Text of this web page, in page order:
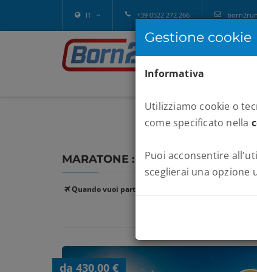
IT +39 0522 272.266
MARATONE : MARATONA MIAMI
Quando vuoi partire:
da 430,00 €
Gestione cookie
Informativa
Utilizziamo cookie o
come specificato nella
Puoi acconsentire
sceglierai una opzione